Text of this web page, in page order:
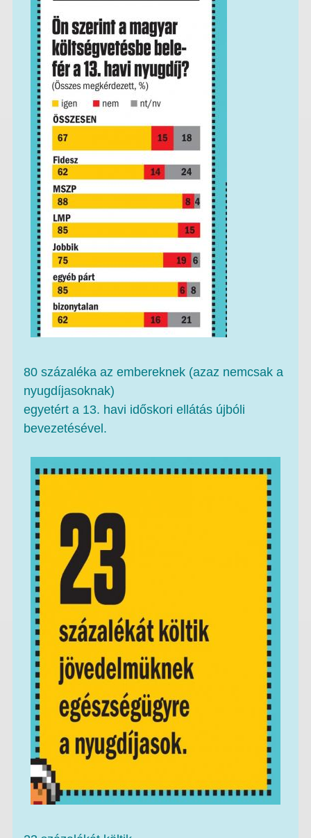
80 százaléka az embereknek (azaz nemcsak a
nyugdíjasoknak)
egyetért a 13. havi időskori ellátás újbóli
bevezetésével.